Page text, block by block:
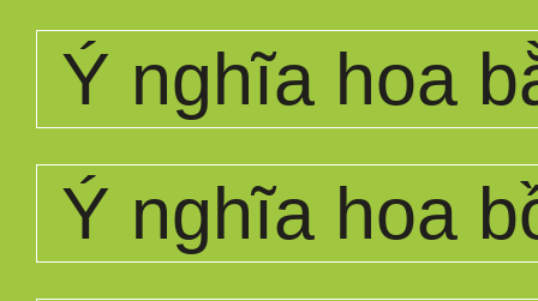
Ý nghĩa hoa
Ý nghĩa hoa